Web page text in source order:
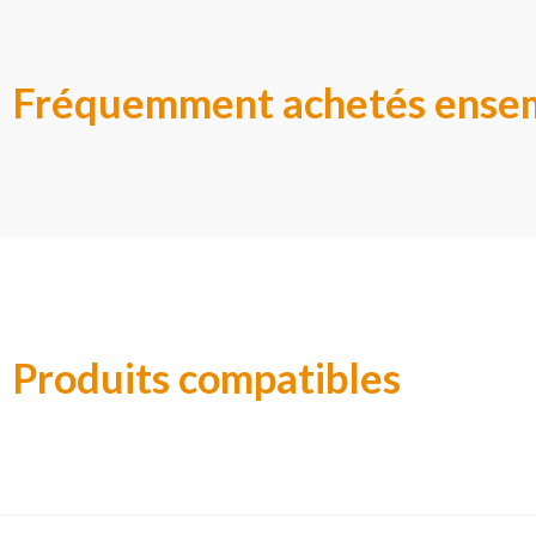
Fréquemment achetés
Produits compatibles